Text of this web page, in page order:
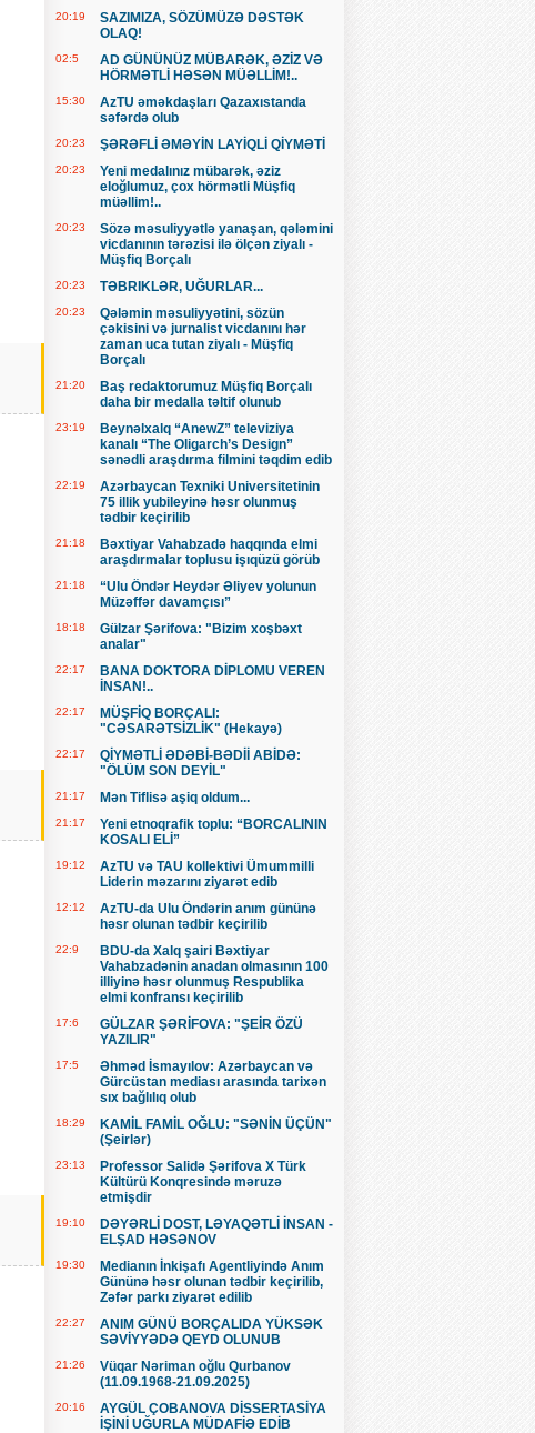
20:19
SAZIMIZA, SÖZÜMÜZƏ DƏSTƏK
OLAQ!
02:5
AD GÜNÜNÜZ MÜBARƏK, ƏZİZ VƏ
HÖRMƏTLİ HƏSƏN MÜƏLLİM!..
15:30
AzTU əməkdaşları Qazaxıstanda
səfərdə olub
20:23 ŞƏRƏFLİ ƏMƏYİN LAYİQLİ QİYMƏTİ
20:23
Yeni medalınız mübarək, əziz
eloğlumuz, çox hörmətli Müşfiq
müəllim!..
20:23
Sözə məsuliyyətlə yanaşan, qələmini
vicdanının tərəzisi ilə ölçən ziyalı -
Müşfiq Borçalı
20:23 TƏBRIKLƏR, UĞURLAR...
20:23
Qələmin məsuliyyətini, sözün
çəkisini və jurnalist vicdanını hər
zaman uca tutan ziyalı - Müşfiq
Borçalı
21:20
Baş redaktorumuz Müşfiq Borçalı
daha bir medalla təltif olunub
23:19
Beynəlxalq “AnewZ” televiziya
kanalı “The Oligarch’s Design”
sənədli araşdırma filmini təqdim edib
22:19
Azərbaycan Texniki Universitetinin
75 illik yubileyinə həsr olunmuş
tədbir keçirilib
21:18
Bəxtiyar Vahabzadə haqqında elmi
araşdırmalar toplusu işıqüzü görüb
21:18
“Ulu Öndər Heydər Əliyev yolunun
Müzəffər davamçısı”
18:18
Gülzar Şərifova: "Bizim xoşbəxt
analar"
22:17
BANA DOKTORA DİPLOMU VEREN
İNSAN!..
22:17
MÜŞFİQ BORÇALI:
"CƏSARƏTSİZLİK" (Hekayə)
22:17
QİYMƏTLİ ƏDƏBİ-BƏDİİ ABİDƏ:
"ÖLÜM SON DEYİL"
21:17 Mən Tiflisə aşiq oldum...
21:17
Yeni etnoqrafik toplu: “BORCALININ
KOSALI ELİ”
19:12
AzTU və TAU kollektivi Ümummilli
Liderin məzarını ziyarət edib
12:12
AzTU-da Ulu Öndərin anım gününə
həsr olunan tədbir keçirilib
22:9
BDU-da Xalq şairi Bəxtiyar
Vahabzadənin anadan olmasının 100
illiyinə həsr olunmuş Respublika
elmi konfransı keçirilib
17:6
GÜLZAR ŞƏRİFOVA: "ŞEİR ÖZÜ
YAZILIR"
17:5
Əhməd İsmayılov: Azərbaycan və
Gürcüstan mediası arasında tarixən
sıx bağlılıq olub
18:29
KAMİL FAMİL OĞLU: "SƏNİN ÜÇÜN"
(Şeirlər)
23:13
Professor Salidə Şərifova X Türk
Kültürü Konqresində məruzə
etmişdir
19:10
DƏYƏRLİ DOST, LƏYAQƏTLİ İNSAN -
ELŞAD HƏSƏNOV
19:30
Medianın İnkişafı Agentliyində Anım
Gününə həsr olunan tədbir keçirilib,
Zəfər parkı ziyarət edilib
22:27
ANIM GÜNÜ BORÇALIDA YÜKSƏK
SƏVİYYƏDƏ QEYD OLUNUB
21:26
Vüqar Nəriman oğlu Qurbanov
(11.09.1968-21.09.2025)
20:16
AYGÜL ÇOBANOVA DİSSERTASİYA
İŞİNİ UĞURLA MÜDAFİƏ EDİB